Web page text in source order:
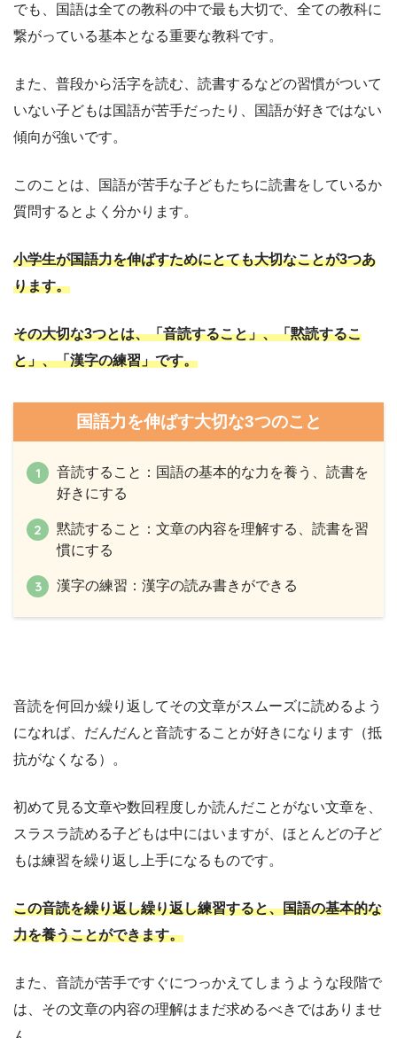
でも、国語は全ての教科の中で最も大切で、全ての教科に
繋がっている基本となる重要な教科です。
また、普段から活字を読む、読書するなどの習慣がついて
いない子どもは国語が苦手だったり、国語が好きではない
傾向が強いです。
このことは、国語が苦手な子どもたちに読書をしているか
質問するとよく分かります。
小学生が国語力を伸ばすためにとても大切なことが3つあ
ります。
その大切な3つとは、「音読すること」、「黙読するこ
と」、「漢字の練習」です。
国語力を伸ばす大切な3つのこと
音読すること：国語の基本的な力を養う、読書を
好きにする
黙読すること：文章の内容を理解する、読書を習
慣にする
漢字の練習：漢字の読み書きができる
音読を何回か繰り返してその文章がスムーズに読めるよう
になれば、だんだんと音読することが好きになります（抵
抗がなくなる）。
初めて見る文章や数回程度しか読んだことがない文章を、
スラスラ読める子どもは中にはいますが、ほとんどの子ど
もは練習を繰り返し上手になるものです。
この音読を繰り返し繰り返し練習すると、国語の基本的な
力を養うことができます。
また、音読が苦手ですぐにつっかえてしまうような段階で
は、その文章の内容の理解はまだ求めるべきではありませ